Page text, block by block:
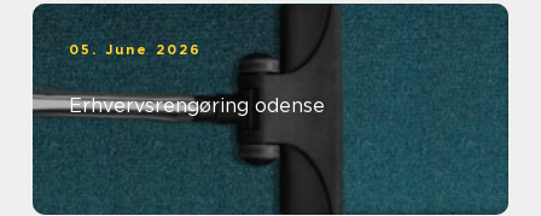
05. June 2026
Erhvervsrengøring odense